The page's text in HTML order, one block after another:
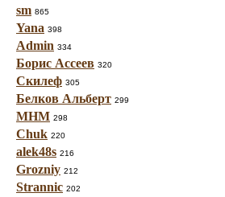
sm 865
Yana 398
Admin 334
Борис Ассеев 320
Скилеф 305
Белков Альберт 299
МНМ 298
Chuk 220
alek48s 216
Grozniy 212
Strannic 202